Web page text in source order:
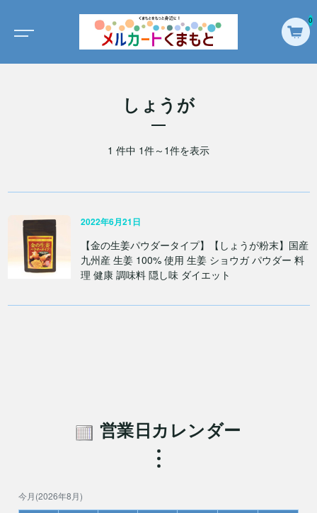
0
しょうが
1 件中 1件～1件を表示
2022年6月21日
【金の生姜パウダータイプ】【しょうが粉末】国産
九州産 生姜 100% 使用 生姜 ショウガ パウダー 料
理 健康 調味料 隠し味 ダイエット
営業日カレンダー
今月(2026年8月)